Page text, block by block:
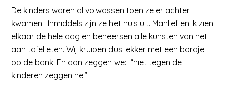
De kinders waren al volwassen toen ze er achter
kwamen. Inmiddels zijn ze het huis uit. Manlief en ik zien
elkaar de hele dag en beheersen alle kunsten van het
aan tafel eten. Wij kruipen dus lekker met een bordje
op de bank. En dan zeggen we: “niet tegen de
kinderen zeggen he!”